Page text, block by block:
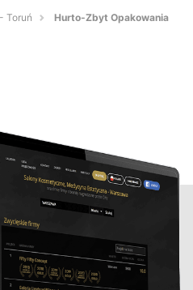
Toruń Hurto-Zbyt Opakowania